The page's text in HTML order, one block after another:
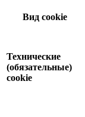
Вид cookie
Технические
(обязательные)
cookie